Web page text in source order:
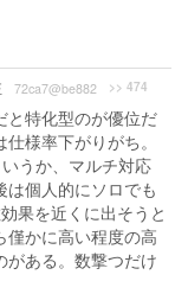
72ca7@be882 >> 474
と特化型のが優位だ
様率下がりがち。
うか、マルチ対応
個人的にソロでも
果を近くに出そうと
僅かに高い程度の高
がある。数撃つだけ